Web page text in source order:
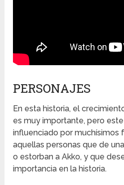
PERSONAJES
En esta historia, el
es muy importante, pero
influenciado por muchísimos
aquellas personas que de
o estorban a Akko, y que
importancia en la historia.